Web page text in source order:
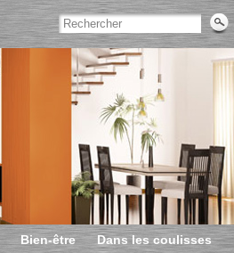
Bien-être Dans les coulisses